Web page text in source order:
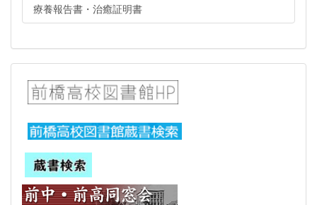
療養報告書・治癒証明書